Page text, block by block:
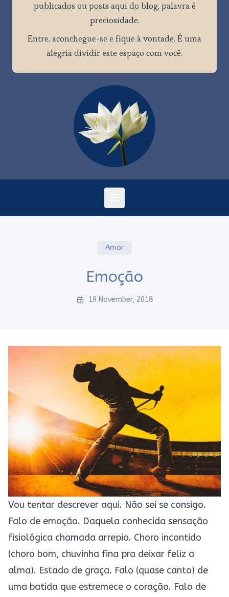
publicados ou posts aqui do blog, palavra é
preciosidade.
Entre, aconchegue-se e fique à vontade. É uma
alegria dividir este espaço com você.
Amor
Emoção
19 November, 2018
Vou tentar descrever aqui. Não sei se consigo.
Falo de emoção. Daquela conhecida sensação
fisiológica chamada arrepio. Choro incontido
(choro bom, chuvinha fina pra deixar feliz a
alma). Estado de graça. Falo (quase canto) de
uma batida que estremece o coração. Falo de